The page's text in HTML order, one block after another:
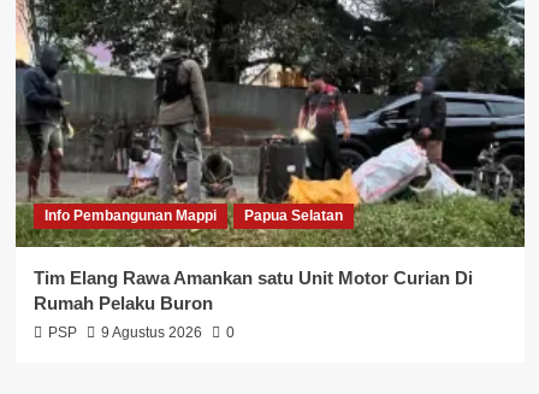
Info Pembangunan Mappi Papua Selatan
Tim Elang Rawa Amankan satu Unit Motor Curian Di
Rumah Pelaku Buron
PSP 9 Agustus 2026 0